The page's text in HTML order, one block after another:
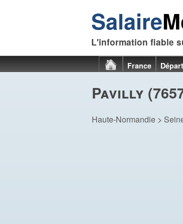
Salaire
L'information fiable
France
Pavilly
Haute-Normandie >